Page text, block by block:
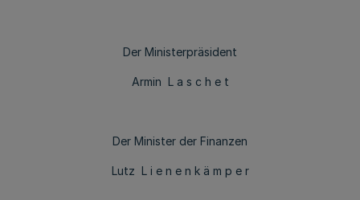
Der Ministerpräsident
Armin L a s c h e t
Der Minister der Finanzen
Lutz L i e n e n k ä m p e r